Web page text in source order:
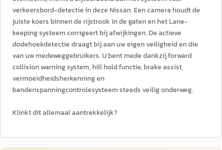
verkeersbord-detectie in deze Nissan. Een camera houdt de
juiste koers binnen de rijstrook in de gaten en het Lane-
keeping systeem corrigeert bij afwijkingen. De actieve
dodehoekdetectie draagt bij aan uw eigen veiligheid en die
van uw medeweggebruikers. U bent mede dankzij forward
collision warning system, hill hold functie, brake assist,
vermoeidheidsherkenning en
bandenspanningcontrolesysteem steeds veilig onderweg.
Klinkt dit allemaal aantrekkelijk?